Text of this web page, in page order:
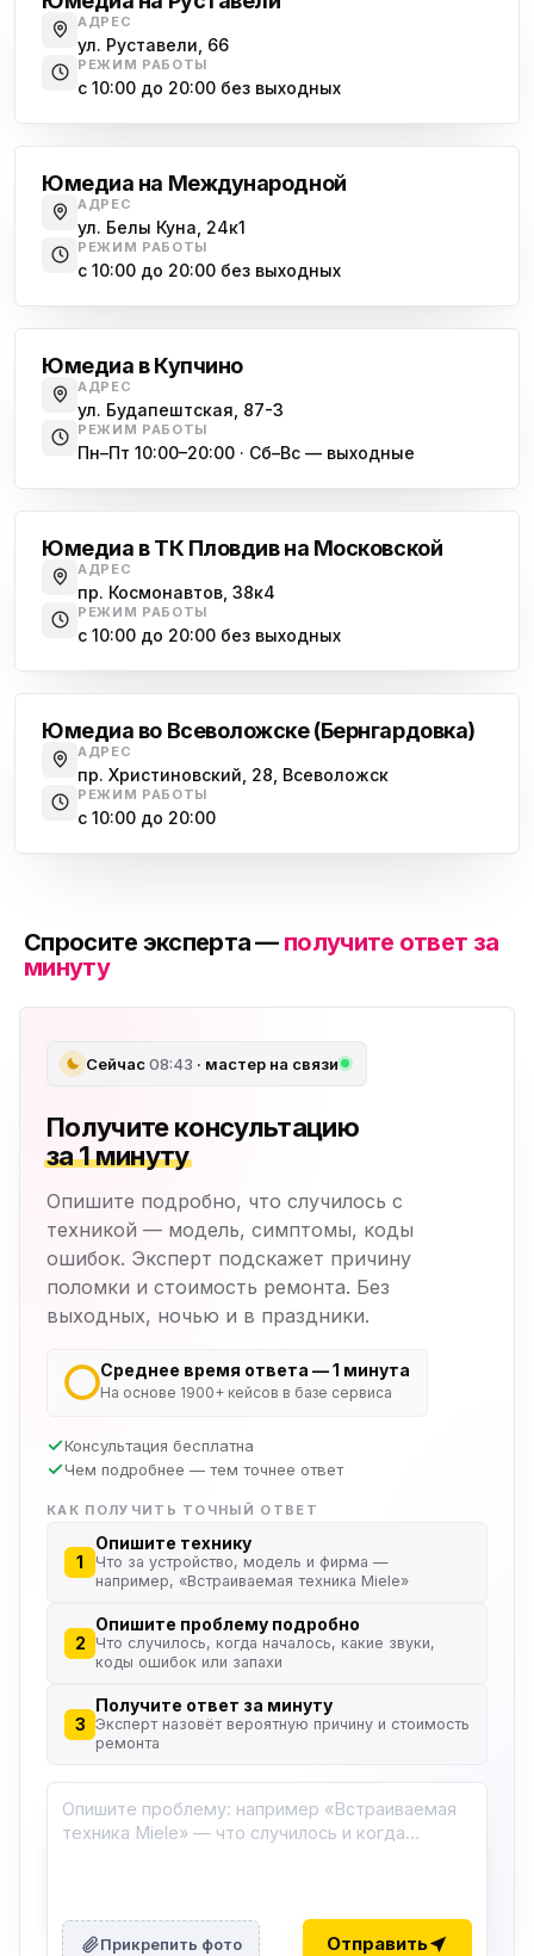
АДРЕС
ул. Руставели, 66
РЕЖИМ РАБОТЫ
с 10:00 до 20:00 без выходных
Юмедиа на Международной
АДРЕС
ул. Белы Куна, 24к1
РЕЖИМ РАБОТЫ
с 10:00 до 20:00 без выходных
Юмедиа в Купчино
АДРЕС
ул. Будапештская, 87-3
РЕЖИМ РАБОТЫ
Пн–Пт 10:00–20:00 · Сб–Вс — выходные
Юмедиа в ТК Пловдив на Московской
АДРЕС
пр. Космонавтов, 38к4
РЕЖИМ РАБОТЫ
с 10:00 до 20:00 без выходных
Юмедиа во Всеволожске (Бернгардовка)
АДРЕС
пр. Христиновский, 28, Всеволожск
РЕЖИМ РАБОТЫ
с 10:00 до 20:00
Спросите эксперта — получите ответ за
минуту
Сейчас08:43 · мастер на связи
Получите консультацию
за 1 минуту
Опишите подробно, что случилось с
техникой — модель, симптомы, коды
ошибок. Эксперт подскажет причину
поломки и стоимость ремонта. Без
выходных, ночью и в праздники.
Среднее время ответа — 1 минута
На основе 1900+ кейсов в базе сервиса
Консультация бесплатна
Чем подробнее — тем точнее ответ
КАК ПОЛУЧИТЬ ТОЧНЫЙ ОТВЕТ
1
Опишите технику
Что за устройство, модель и фирма —
например, «Встраиваемая техника Miele»
2
Опишите проблему подробно
Что случилось, когда началось, какие звуки,
коды ошибок или запахи
3
Получите ответ за минуту
Эксперт назовёт вероятную причину и стоимость
ремонта
Прикрепить фото Отправить